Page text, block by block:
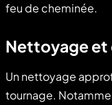
feu de cheminée.
Nettoyage
Un nettoyage
tournage.